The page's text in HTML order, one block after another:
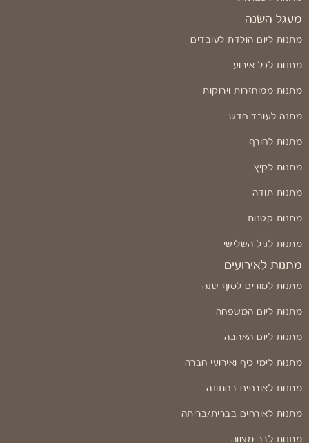
מעגל השנה
מתנות ליום הולדת לעובדים
מתנות לכל אירוע
מתנות ממוחזרות וירוקות
מתנה לעובד חדש
מתנות לחורף
מתנות לקיץ
מתנות תודה
מתנות קטנות
מתנות לגיל השלישי
מתנות לאירועים
מתנות למורים לסוף שנה
מתנות ליום המשפחה
מתנות ליום האהבה
מתנות לימי כיף ואירועי חברה
מתנות לאורחים בחתונה
מתנות לאורחים בברית/בריתה
מתנות לבר מצווה